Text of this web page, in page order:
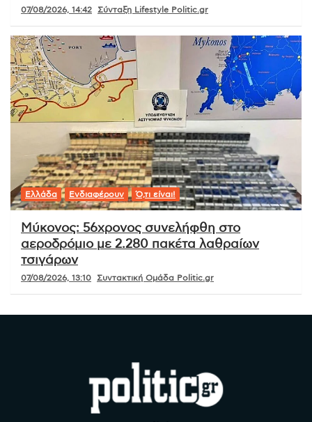
07/08/2026, 14:42 Σύνταξη Lifestyle Politic.gr
Ελλάδα Ενδιαφέρουν Ό,τι είναι!
Μύκονος: 56χρονος συνελήφθη στο
αεροδρόμιο με 2.280 πακέτα λαθραίων
τσιγάρων
07/08/2026, 13:10 Συντακτική Ομάδα Politic.gr